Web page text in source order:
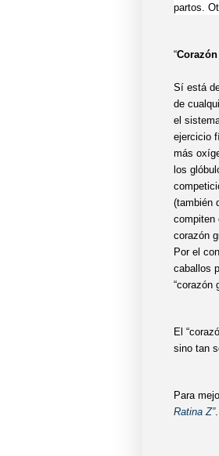
partos.
“
Sí está
de
el
ejercicio
más
los
(también
compiten
corazón
Por el
caballos
“corazón
El
sino tan
Para
Ratina Z”.